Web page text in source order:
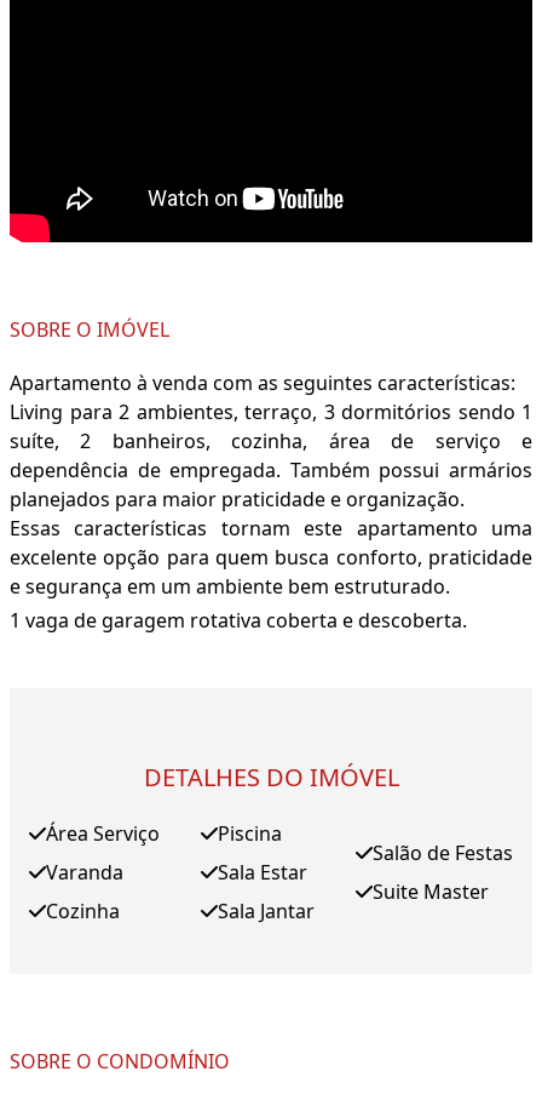
SOBRE O IMÓVEL
Apartamento à venda com as seguintes características:
Living para 2 ambientes, terraço, 3 dormitórios sendo 1
suíte, 2 banheiros, cozinha, área de serviço e
dependência de empregada. Também possui armários
planejados para maior praticidade e organização.
Essas características tornam este apartamento uma
excelente opção para quem busca conforto, praticidade
e segurança em um ambiente bem estruturado.
1 vaga de garagem rotativa coberta e descoberta.
DETALHES DO IMÓVEL
Área Serviço
Varanda
Cozinha
Piscina
Sala Estar
Sala Jantar
Salão de Festas
Suite Master
SOBRE O CONDOMÍNIO